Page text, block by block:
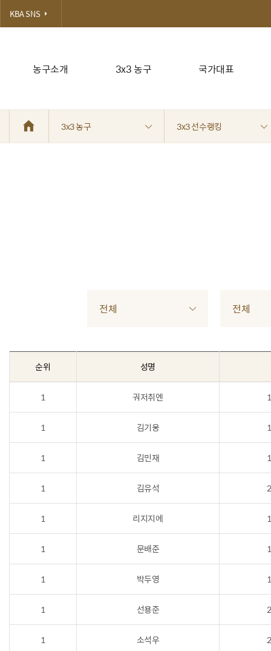
농구소개 3x3 농구 국가대표
KBA SNS
3x3 농구 3x3 선수랭킹
전체 전체
순위 성명
1 궈저취엔
1 김기웅
1 김민재
1 김유석
1 리지지에
1 문배준
1 박두영
1 선용준
1 소석우